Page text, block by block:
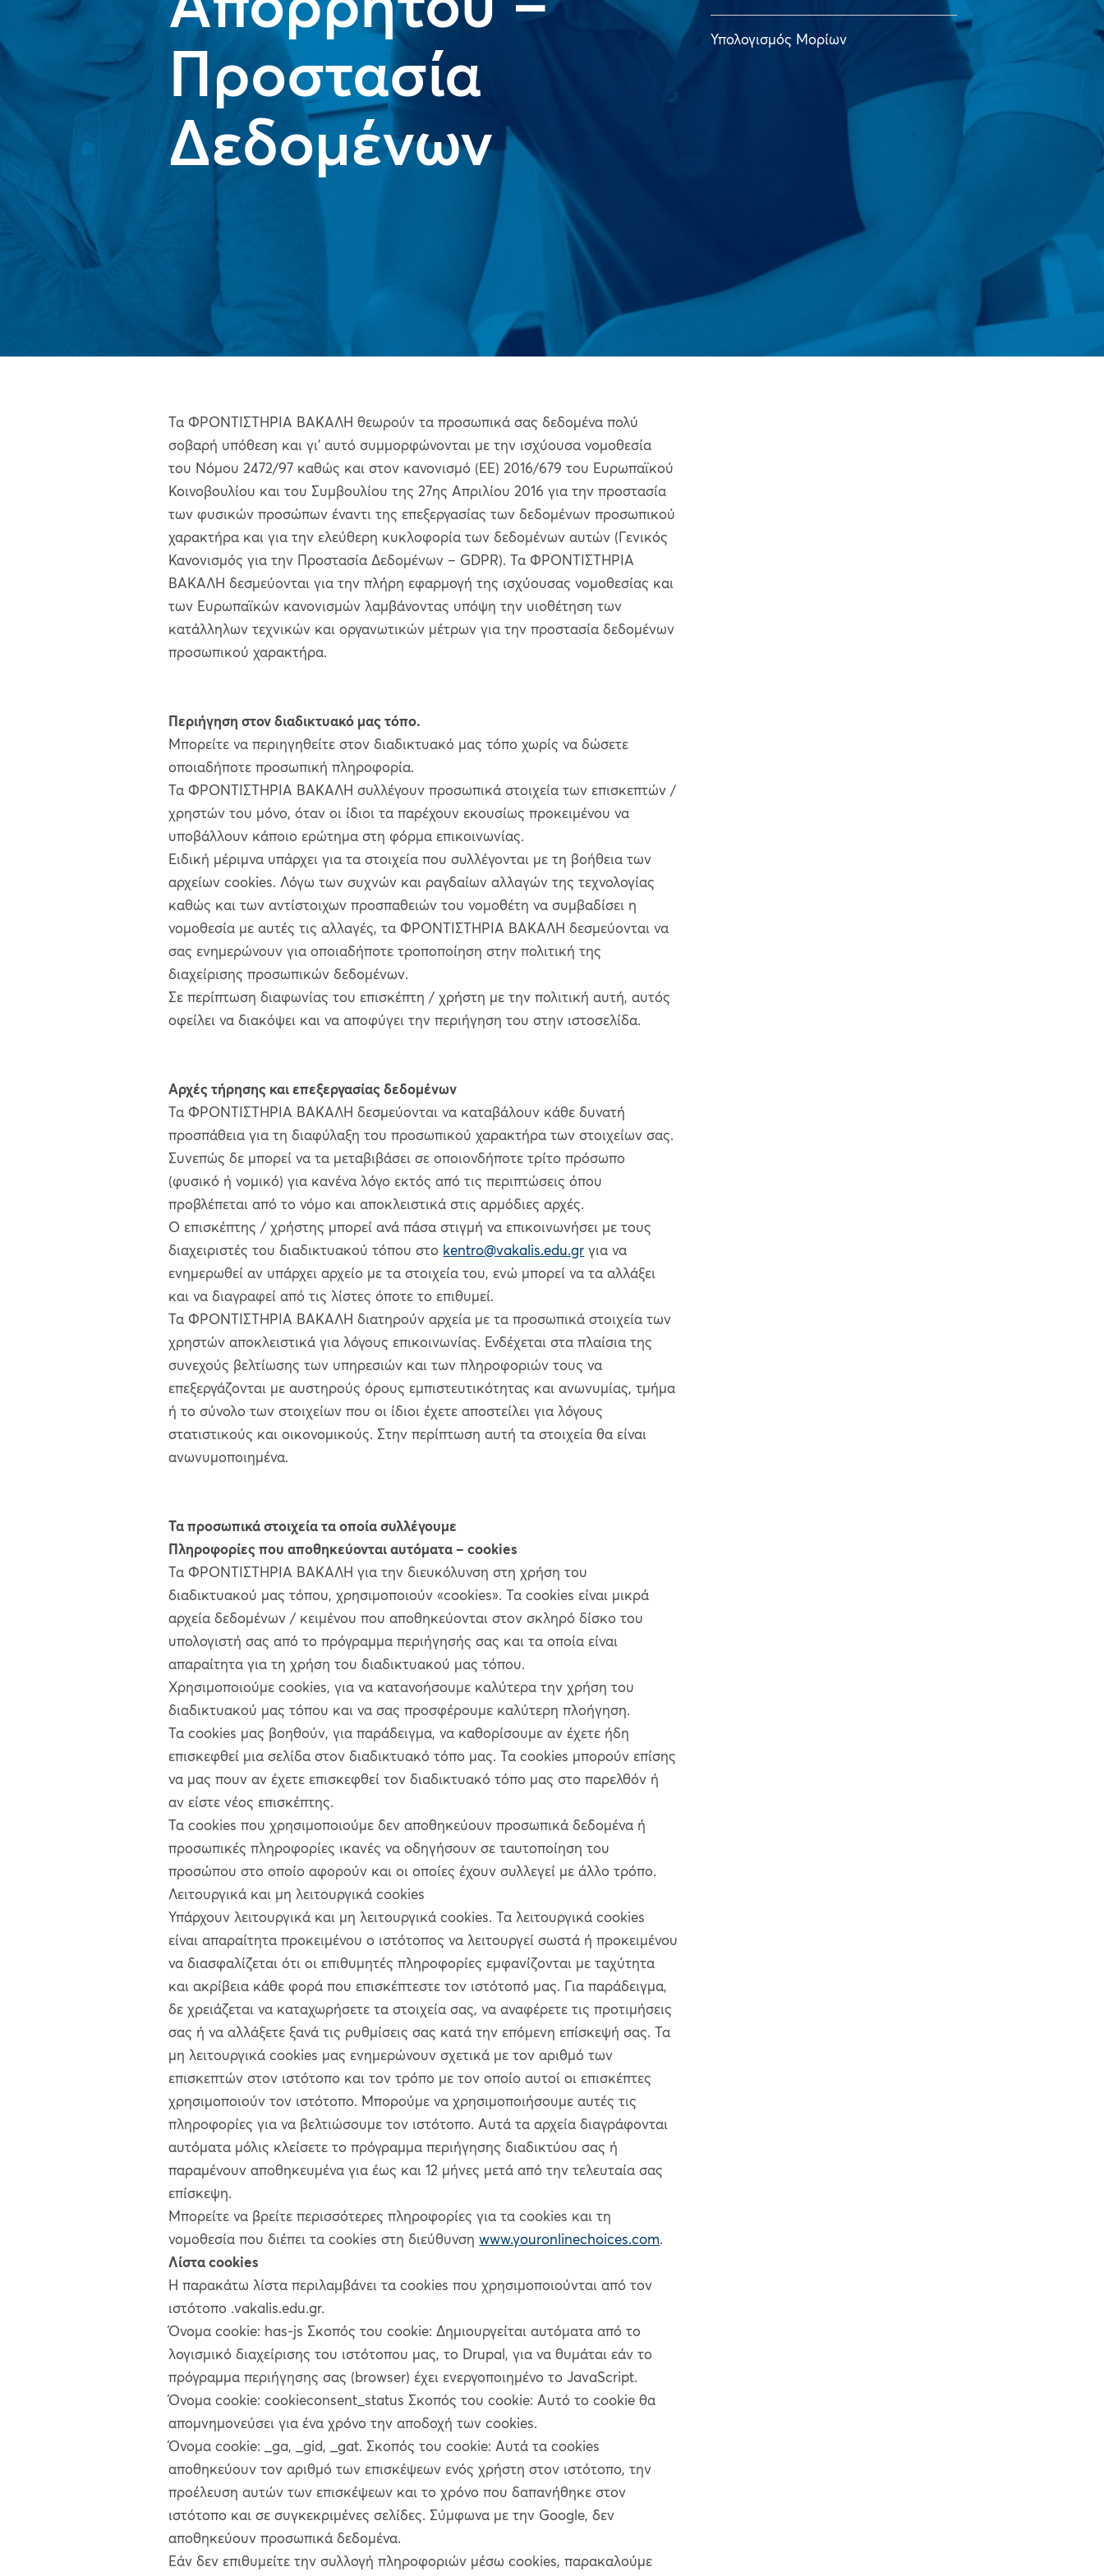
Προστασία
Δεδομένων
Υπολογισμός Μορίων
Τα ΦΡΟΝΤΙΣΤΗΡΙΑ ΒΑΚΑΛΗ θεωρούν τα προσωπικά σας δεδομένα πολύ
σοβαρή υπόθεση και γι' αυτό συμμορφώνονται με την ισχύουσα νομοθεσία
του Νόμου 2472/97 καθώς και στον κανονισμό (ΕΕ) 2016/679 του Ευρωπαϊκού
Κοινοβουλίου και του Συμβουλίου της 27ης Απριλίου 2016 για την προστασία
των φυσικών προσώπων έναντι της επεξεργασίας των δεδομένων προσωπικού
χαρακτήρα και για την ελεύθερη κυκλοφορία των δεδομένων αυτών (Γενικός
Κανονισμός για την Προστασία Δεδομένων – GDPR). Τα ΦΡΟΝΤΙΣΤΗΡΙΑ
ΒΑΚΑΛΗ δεσμεύονται για την πλήρη εφαρμογή της ισχύουσας νομοθεσίας και
των Ευρωπαϊκών κανονισμών λαμβάνοντας υπόψη την υιοθέτηση των
κατάλληλων τεχνικών και οργανωτικών μέτρων για την προστασία δεδομένων
προσωπικού χαρακτήρα.
Περιήγηση στον διαδικτυακό μας τόπο.
Μπορείτε να περιηγηθείτε στον διαδικτυακό μας τόπο χωρίς να δώσετε
οποιαδήποτε προσωπική πληροφορία.
Τα ΦΡΟΝΤΙΣΤΗΡΙΑ ΒΑΚΑΛΗ συλλέγουν προσωπικά στοιχεία των επισκεπτών /
χρηστών του μόνο, όταν οι ίδιοι τα παρέχουν εκουσίως προκειμένου να
υποβάλλουν κάποιο ερώτημα στη φόρμα επικοινωνίας.
Ειδική μέριμνα υπάρχει για τα στοιχεία που συλλέγονται με τη βοήθεια των
αρχείων cookies. Λόγω των συχνών και ραγδαίων αλλαγών της τεχνολογίας
καθώς και των αντίστοιχων προσπαθειών του νομοθέτη να συμβαδίσει η
νομοθεσία με αυτές τις αλλαγές, τα ΦΡΟΝΤΙΣΤΗΡΙΑ ΒΑΚΑΛΗ δεσμεύονται να
σας ενημερώνουν για οποιαδήποτε τροποποίηση στην πολιτική της
διαχείρισης προσωπικών δεδομένων.
Σε περίπτωση διαφωνίας του επισκέπτη / χρήστη με την πολιτική αυτή, αυτός
οφείλει να διακόψει και να αποφύγει την περιήγηση του στην ιστοσελίδα.
Αρχές τήρησης και επεξεργασίας δεδομένων
Τα ΦΡΟΝΤΙΣΤΗΡΙΑ ΒΑΚΑΛΗ δεσμεύονται να καταβάλουν κάθε δυνατή
προσπάθεια για τη διαφύλαξη του προσωπικού χαρακτήρα των στοιχείων σας.
Συνεπώς δε μπορεί να τα μεταβιβάσει σε οποιονδήποτε τρίτο πρόσωπο
(φυσικό ή νομικό) για κανένα λόγο εκτός από τις περιπτώσεις όπου
προβλέπεται από το νόμο και αποκλειστικά στις αρμόδιες αρχές.
Ο επισκέπτης / χρήστης μπορεί ανά πάσα στιγμή να επικοινωνήσει με τους
διαχειριστές του διαδικτυακού τόπου στο kentro@vakalis.edu.gr για να
ενημερωθεί αν υπάρχει αρχείο με τα στοιχεία του, ενώ μπορεί να τα αλλάξει
και να διαγραφεί από τις λίστες όποτε το επιθυμεί.
Τα ΦΡΟΝΤΙΣΤΗΡΙΑ ΒΑΚΑΛΗ διατηρούν αρχεία με τα προσωπικά στοιχεία των
χρηστών αποκλειστικά για λόγους επικοινωνίας. Ενδέχεται στα πλαίσια της
συνεχούς βελτίωσης των υπηρεσιών και των πληροφοριών τους να
επεξεργάζονται με αυστηρούς όρους εμπιστευτικότητας και ανωνυμίας, τμήμα
ή το σύνολο των στοιχείων που οι ίδιοι έχετε αποστείλει για λόγους
στατιστικούς και οικονομικούς. Στην περίπτωση αυτή τα στοιχεία θα είναι
ανωνυμοποιημένα.
Τα προσωπικά στοιχεία τα οποία συλλέγουμε
Πληροφορίες που αποθηκεύονται αυτόματα – cookies
Τα ΦΡΟΝΤΙΣΤΗΡΙΑ ΒΑΚΑΛΗ για την διευκόλυνση στη χρήση του
διαδικτυακού μας τόπου, χρησιμοποιούν «cookies». Τα cookies είναι μικρά
αρχεία δεδομένων / κειμένου που αποθηκεύονται στον σκληρό δίσκο του
υπολογιστή σας από το πρόγραμμα περιήγησής σας και τα οποία είναι
απαραίτητα για τη χρήση του διαδικτυακού μας τόπου.
Χρησιμοποιούμε cookies, για να κατανοήσουμε καλύτερα την χρήση του
διαδικτυακού μας τόπου και να σας προσφέρουμε καλύτερη πλοήγηση.
Τα cookies μας βοηθούν, για παράδειγμα, να καθορίσουμε αν έχετε ήδη
επισκεφθεί μια σελίδα στον διαδικτυακό τόπο μας. Τα cookies μπορούν επίσης
να μας πουν αν έχετε επισκεφθεί τον διαδικτυακό τόπο μας στο παρελθόν ή
αν είστε νέος επισκέπτης.
Τα cookies που χρησιμοποιούμε δεν αποθηκεύουν προσωπικά δεδομένα ή
προσωπικές πληροφορίες ικανές να οδηγήσουν σε ταυτοποίηση του
προσώπου στο οποίο αφορούν και οι οποίες έχουν συλλεγεί με άλλο τρόπο.
Λειτουργικά και μη λειτουργικά cookies
Υπάρχουν λειτουργικά και μη λειτουργικά cookies. Τα λειτουργικά cookies
είναι απαραίτητα προκειμένου ο ιστότοπος να λειτουργεί σωστά ή προκειμένου
να διασφαλίζεται ότι οι επιθυμητές πληροφορίες εμφανίζονται με ταχύτητα
και ακρίβεια κάθε φορά που επισκέπτεστε τον ιστότοπό μας. Για παράδειγμα,
δε χρειάζεται να καταχωρήσετε τα στοιχεία σας, να αναφέρετε τις προτιμήσεις
σας ή να αλλάξετε ξανά τις ρυθμίσεις σας κατά την επόμενη επίσκεψή σας. Τα
μη λειτουργικά cookies μας ενημερώνουν σχετικά με τον αριθμό των
επισκεπτών στον ιστότοπο και τον τρόπο με τον οποίο αυτοί οι επισκέπτες
χρησιμοποιούν τον ιστότοπο. Μπορούμε να χρησιμοποιήσουμε αυτές τις
πληροφορίες για να βελτιώσουμε τον ιστότοπο. Αυτά τα αρχεία διαγράφονται
αυτόματα μόλις κλείσετε το πρόγραμμα περιήγησης διαδικτύου σας ή
παραμένουν αποθηκευμένα για έως και 12 μήνες μετά από την τελευταία σας
επίσκεψη.
Μπορείτε να βρείτε περισσότερες πληροφορίες για τα cookies και τη
νομοθεσία που διέπει τα cookies στη διεύθυνσηwww.youronlinechoices.com.
Λίστα cookies
Η παρακάτω λίστα περιλαμβάνει τα cookies που χρησιμοποιούνται από τον
ιστότοπο .vakalis.edu.gr.
Όνομα cookie: has-js Σκοπός του cookie: Δημιουργείται αυτόματα από το
λογισμικό διαχείρισης του ιστότοπου μας, το Drupal, για να θυμάται εάν το
πρόγραμμα περιήγησης σας (browser) έχει ενεργοποιημένο το JavaScript.
Όνομα cookie: cookieconsent_status Σκοπός του cookie: Αυτό το cookie θα
απομνημονεύσει για ένα χρόνο την αποδοχή των cookies.
Όνομα cookie: _ga, _gid, _gat. Σκοπός του cookie: Αυτά τα cookies
αποθηκεύουν τον αριθμό των επισκέψεων ενός χρήστη στον ιστότοπο, την
προέλευση αυτών των επισκέψεων και το χρόνο που δαπανήθηκε στον
ιστότοπο και σε συγκεκριμένες σελίδες. Σύμφωνα με την Google, δεν
αποθηκεύουν προσωπικά δεδομένα.
Εάν δεν επιθυμείτε την συλλογή πληροφοριών μέσω cookies, παρακαλούμε